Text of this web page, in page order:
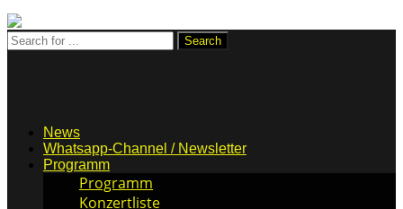
News
Whatsapp-Channel / Newsletter
Programm
Programm
Konzertliste